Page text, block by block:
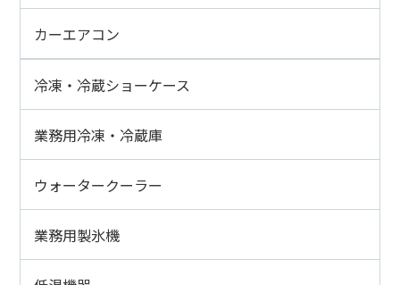
カーエアコン
冷凍・冷蔵ショーケース
業務用冷凍・冷蔵庫
ウォータークーラー
業務用製氷機